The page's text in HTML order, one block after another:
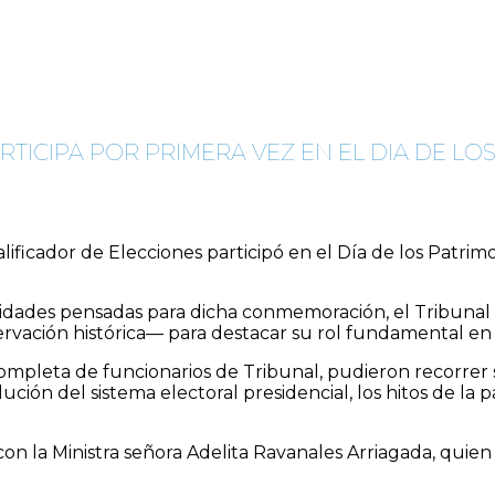
POR PRIMERA VEZ EN EL DIA DE
de Elecciones participó en el Día de los
pensadas para dicha conmemoración, el
histórica— para destacar su rol fundamental en
de funcionarios de Tribunal, pudieron recorrer
del sistema electoral presidencial, los hitos de
la Ministra señora Adelita Ravanales Arriagada,